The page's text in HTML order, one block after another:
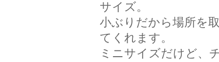
サイズ。
小ぶりだから場所を
てくれます。
ミニサイズだけど、